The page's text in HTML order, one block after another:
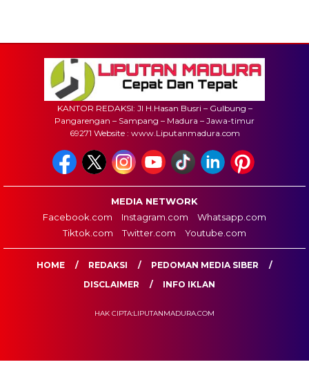
KANTOR REDAKSI: Jl H.Hasan Busri – Gulbung –
Pangarengan – Sampang – Madura – Jawa-timur
69271 Website : www.Liputanmadura.com
MEDIA NETWORK
Facebook.com
Instagram.com
Whatsapp.com
Tiktok.com
Twitter.com Youtube.com
HOME REDAKSI
PEDOMAN MEDIA SIBER
DISCLAIMER
INFO IKLAN
HAK CIPTA:LIPUTANMADURA.COM